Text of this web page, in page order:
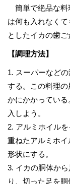
簡単で絶品な料
は何も入れなく
としたイカの歯
【調理方法】
1. スーパーなど
する。この料理
かにかかってい
入しよう。
2. アルミホイル
重ねたアルミホ
形状にする。
3. イカの胴体か
り、切った足を